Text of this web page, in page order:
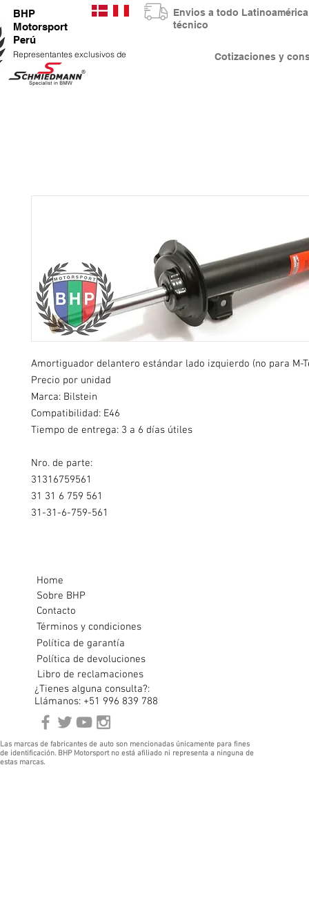
BHP
Motorsport
Perú
Representantes exclusivos de Cotizaciones y
Envios a todo
técnico
Amortiguador delantero estándar lado izquierdo (no para M-
Precio por unidad
Marca: Bilstein
Compatibilidad: E46
Tiempo de entrega: 3 a 6 días útiles
Nro. de parte:
31316759561
31 31 6 759 561
31-31-6-759-561
Home
Sobre BHP
Contacto
Términos y condiciones
Política de garantía
Política de devoluciones
Libro de reclamaciones
¿Tienes alguna consulta?:
Llámanos: +51 996 839 788
Las marcas de fabricantes de auto son mencionadas únicamente para fines
de identificación. BHP Motorsport no está afiliado ni representa a ninguna de
estas marcas.